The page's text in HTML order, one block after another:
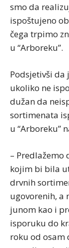
smo da
ispoštujeno
čega trpimo
u “Arboreku”.
Podsjetivši da
ukoliko ne
dužan da
sortimenata
u “Arboreku”
– Predlažemo
kojim bi bila
drvnih
ugovorenih, a
junom kao i
isporuku do
roku od osam